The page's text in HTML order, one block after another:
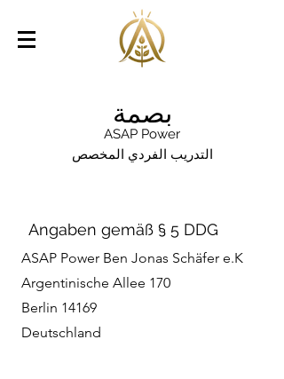
بصمة
ASAP Power
التدريب الفردي المخصص
Angaben gemäß § 5 DDG
ASAP Power Ben Jonas Schäfer e.K
Argentinische Allee 170
14169 Berlin
Deutschland